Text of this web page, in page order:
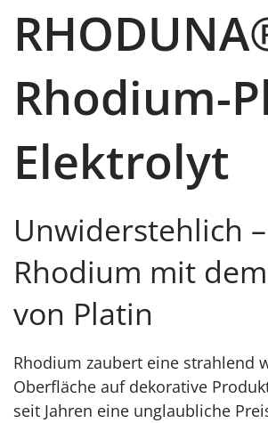
Rhodium-
Elektrolyt
Unwiderstehlich –
Rhodium mit
von Platin
Rhodium zaubert eine strahlend
Oberfläche auf dekorative
seit Jahren eine unglaubliche